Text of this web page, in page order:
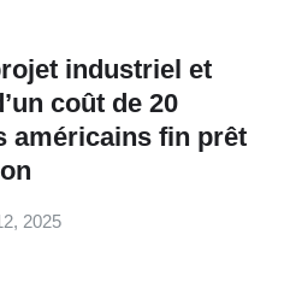
industriel et
coût de 20
américains fin prêt
2025